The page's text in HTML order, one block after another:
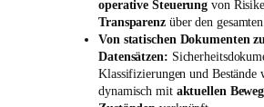
operative Steuerung von
Transparenzüber den
Von statischen Dokumenten
Datensätzen:
Klassifizierungen und Bestände
dynamisch mit aktuellen